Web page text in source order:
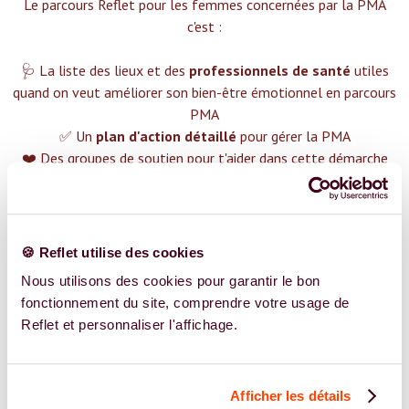
🍪 Reflet utilise des cookies
Nous utilisons des cookies pour garantir le bon
fonctionnement du site, comprendre votre usage de
Reflet et personnaliser l'affichage.
Afficher les détails
Le parcours Reflet pour les femmes concernées par la PMA
c'est :‍
🩺 La liste des lieux et des professionnels de santé utiles
quand on veut améliorer son bien-être émotionnel en parcours
PMA
✅ Un plan d'action détaillé pour gérer la PMA
❤️ Des groupes de soutien pour t'aider dans cette démarche
😉 Du contenu avec tout ce que tu dois savoir surla PMA
TROUVER UN SPÉCIALISTE
Plus de 400 femmes déjà accompagnées !